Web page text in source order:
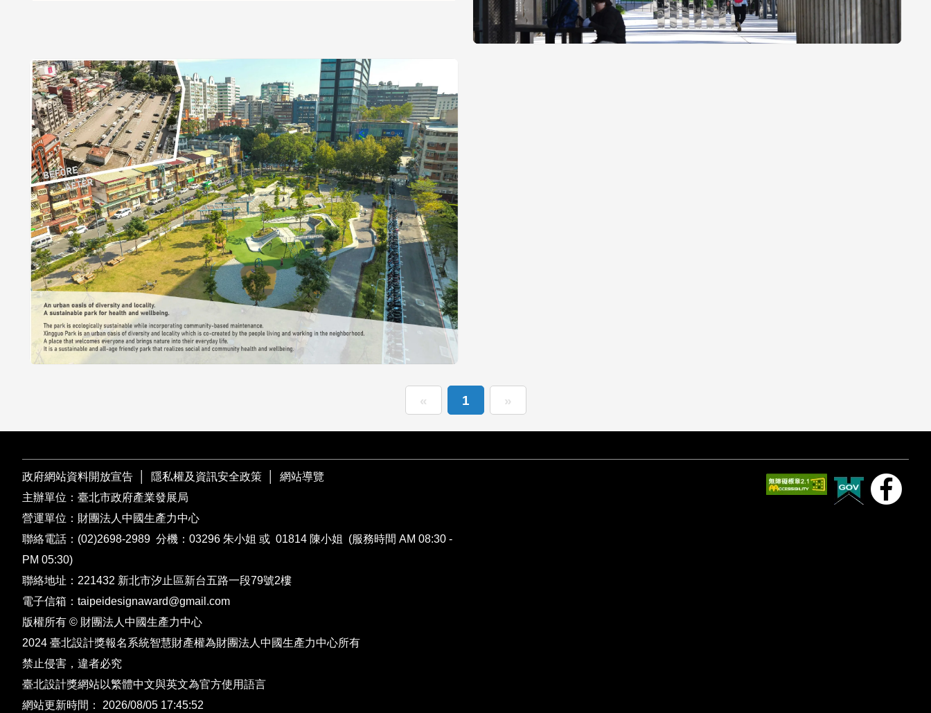
« 1 »
政府網站資料開放宣告 隱私權及資訊安全政策
網站導覽
主辦單位：臺北市政府產業發展局
營運單位：財團法人中國生產力中心
聯絡電話： (02)2698-2989 分機：03296 朱小姐 或 01814 陳小姐 (服務時間 AM 08:30 -
PM 05:30)
聯絡地址：221432 新北市汐止區新台五路一段79號2樓
電子信箱： taipeidesignaward@gmail.com
版權所有 © 財團法人中國生產力中心
2024 臺北設計獎報名系統智慧財產權為財團法人中國生產力中心所有
禁止侵害，違者必究
臺北設計獎網站以繁體中文與英文為官方使用語言
網站更新時間： 2026/08/05 17:45:52